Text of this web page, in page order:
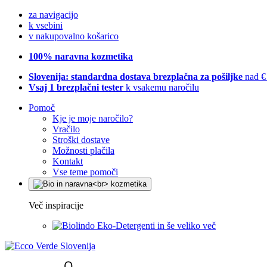
za navigacijo
k vsebini
v nakupovalno košarico
100% naravna kozmetika
Slovenija: standardna dostava brezplačna za pošiljke nad
Vsaj 1 brezplačni tester k vsakemu naročilu
Pomoč
Kje je moje naročilo?
Vračilo
Stroški dostave
Možnosti plačila
Kontakt
Vse teme pomoči
Več inspiracije
Eko-Detergenti in še veliko več